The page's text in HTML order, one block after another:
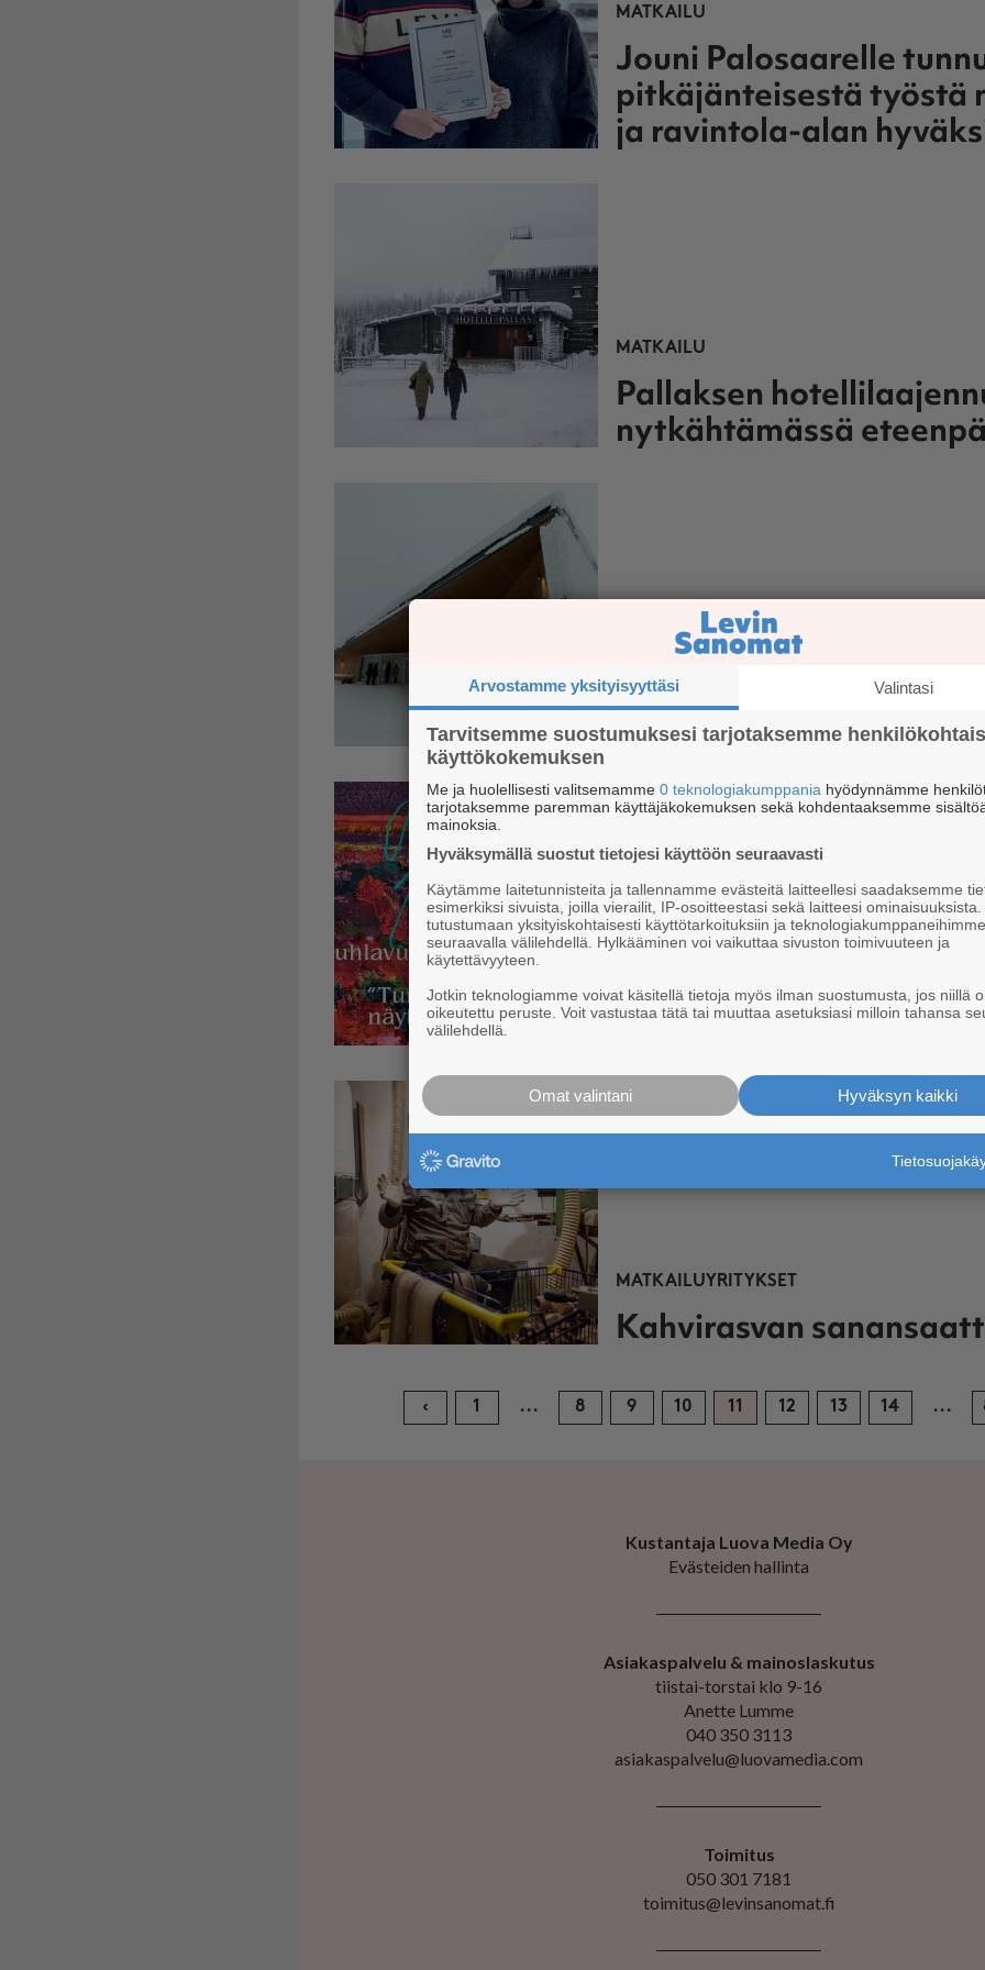
MATKAILU
Jouni Palosaarelle
pitkäjänteisestä työstä
ja ravintola-alan
MATKAILU
Pallaksen
nytkähtämässä
RETKEILY
Pallastunturin
yleisölle helmikuussa
Särestöniemi-
tammikuuta juhlavuoden
päättäjäiset ja uuden
päänäyttelyn avajaiset
MATKAILUYRITYKSET
Kahvirasvan
‹ 1 ... 8 9 10 11 12 13 14 ...
Kustantaja Luova Media Oy
Evästeiden hallinta
Asiakaspalvelu & mainoslaskutus
tiistai-torstai klo 9-16
Anette Lumme
040 350 3113
asiakaspalvelu@luovamedia.com
Toimitus
050 301 7181
toimitus@levinsanomat.fi
Arvostamme yksityisyyttäsi Valintasi
Tarvitsemme suostumuksesi tarjotaksemme
käyttökokemuksen
Me ja huolellisesti valitsemamme 0 teknologiakumppania hyödynnämme
tarjotaksemme paremman käyttäjäkokemuksen sekä kohdentaaksemme
mainoksia.
Hyväksymällä suostut tietojesi käyttöön seuraavasti
Käytämme laitetunnisteita ja tallennamme evästeitä laitteellesi saadaksemme
esimerkiksi sivuista, joilla vierailit, IP-osoitteestasi sekä laitteesi
tutustumaan yksityiskohtaisesti käyttötarkoituksiin ja teknologiakumppaneihimme
seuraavalla välilehdellä. Hylkääminen voi vaikuttaa sivuston toimivuuteen ja
käytettävyyteen.
Jotkin teknologiamme voivat käsitellä tietoja myös ilman suostumusta, jos niillä
oikeutettu peruste. Voit vastustaa tätä tai muuttaa asetuksiasi milloin tahansa
välilehdellä.
Hyväksyn kaikki
Omat valintani